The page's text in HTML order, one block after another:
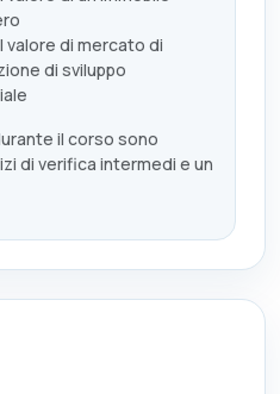
valore di mercato di
di sviluppo
il corso sono
di verifica intermedi e un